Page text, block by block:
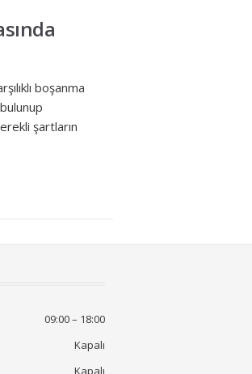
boşanma
şartların
09:00 – 18:00
Kapalı
Kapalı